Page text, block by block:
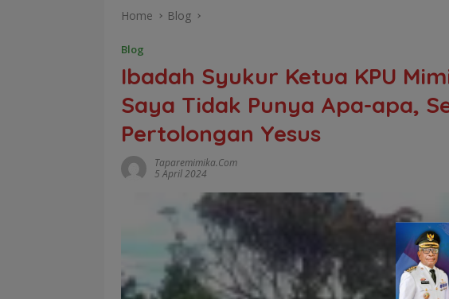
Home Blog
Blog
Ibadah Syukur Ketua KPU
Saya Tidak Punya Apa-apa,
Pertolongan Yesus
Taparemimika.com
5 April 2024